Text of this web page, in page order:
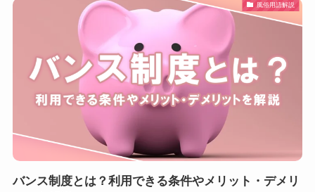
風俗用語解説
バンス制度とは？利用できる条件やメリット・デメリ